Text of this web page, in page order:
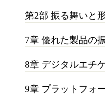
第2部 振る舞いと
7章 優れた製品の
8章 デジタルエチ
9章 プラットフォ